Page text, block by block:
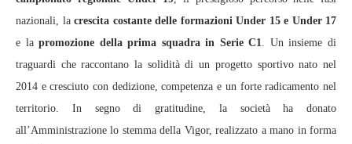
nazionali, lacrescita costante delle formazioni Under 15 e Under 17
e lapromozione della prima squadra in Serie C1. Un insieme di
traguardi che raccontano la solidità di un progetto sportivo nato nel
2014 e cresciuto con dedizione, competenza e un forte radicamento nel
territorio. In segno di gratitudine, la società ha donato
all’Amministrazione lo stemma della Vigor, realizzato a mano in forma